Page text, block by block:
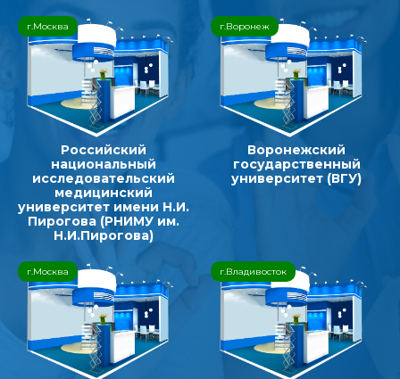
Российский
национальный
исследовательский
медицинский
университет имени Н.И.
Пирогова (РНИМУ им.
Н.И.Пирогова)
г.Москва
Воронежский
государственный
университет (ВГУ)
г.Воронеж
г.Москва г.Владивосток